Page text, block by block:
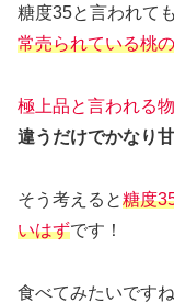
糖度35と言われて
常売られている桃
極上品と言われる
違うだけでかなり
そう考えると糖度
いはずです！
食べてみたいですね